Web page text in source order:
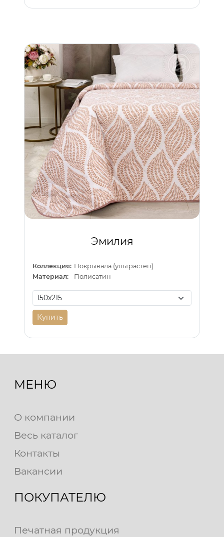
Эмилия
Коллекция: Покрывала (ультрастеп)
Материал:
Полисатин
Купить
МЕНЮ
О компании
Весь каталог
Контакты
Вакансии
ПОКУПАТЕЛЮ
Печатная продукция